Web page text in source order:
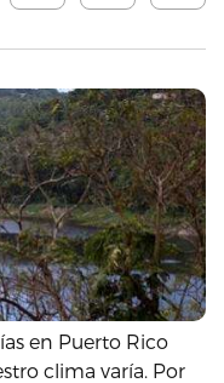
en Puerto Rico
clima varía. Por